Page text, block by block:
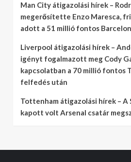
Man City átigazolási hírek –
megerősítette Enzo Maresca,
adott a 51 millió fontos
Liverpool átigazolási hírek –
igényt fogalmazott meg Cody
kapcsolatban a 70 millió fontos
felfedés után
Tottenham átigazolási hírek –
kapott volt Arsenal csatár